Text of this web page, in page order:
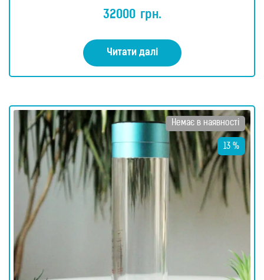
ц
і
н
о
в
5
32000 грн.
Читати далі
Немає в наявності
13 %